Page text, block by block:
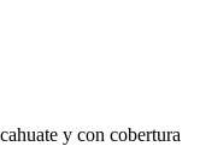
y con cobertura